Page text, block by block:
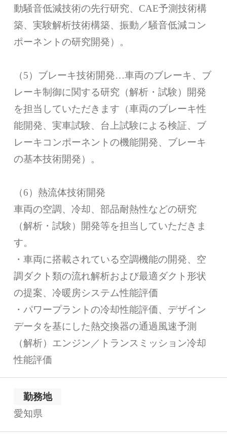
動騒音低減技術の先行研究、CAE予測技術構
築、実験解析技術構築、振動／騒音低減コン
ポーネントの研究開発）。
（5）ブレーキ技術開発…車両のブレーキ、ブ
レーキ制御に関する研究（解析・試験）開発
を担当していただきます（車両のブレーキ性
能開発、実車試験、台上試験による検証、ブ
レーキコンポーネントの機能開発、ブレーキ
の基本技術開発）。
（6）熱流体技術開発
車両の空調、冷却、部品耐熱性などの研究
（解析・試験）開発等を担当していただきま
す。
・車両に搭載されている空調機能の開発、空
調ダクト類の流れ解析および最適ダクト形状
の提案、冷暖房システム性能評価
・パワープラントの冷却性能評価、デザイン
データを基にした熱交換器の通過風速予測
（解析）エンジン／トランスミッション冷却
性能評価
勤務地
愛知県